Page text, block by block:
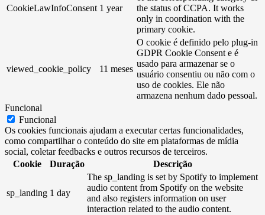
CookieLawInfoConsent 1 year
the status of CCPA. It works
only in coordination with the
primary cookie.
viewed_cookie_policy 11 meses
O cookie é definido pelo plug-in
GDPR Cookie Consent e é
usado para armazenar se o
usuário consentiu ou não com o
uso de cookies. Ele não
armazena nenhum dado pessoal.
Funcional
Funcional
Os cookies funcionais ajudam a executar certas funcionalidades,
como compartilhar o conteúdo do site em plataformas de mídia
social, coletar feedbacks e outros recursos de terceiros.
Cookie
Duração Descrição
sp_landing 1 day
The sp_landing is set by Spotify to implement
audio content from Spotify on the website
and also registers information on user
interaction related to the audio content.